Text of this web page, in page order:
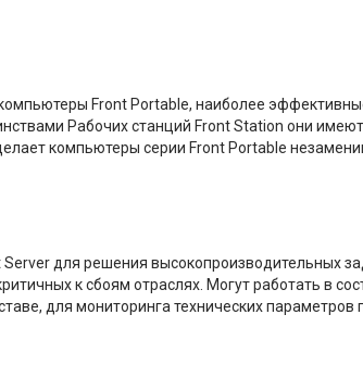
Front Portable, наиболее
Рабочих станций Front Station они
компьютеры серии Front Portable
для решения высокопроизводительных
к сбоям отраслях. Могут работать в
для мониторинга технических параметров